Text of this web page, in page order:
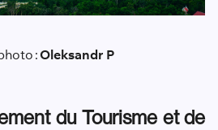
:Oleksandr P
du Tourisme et de